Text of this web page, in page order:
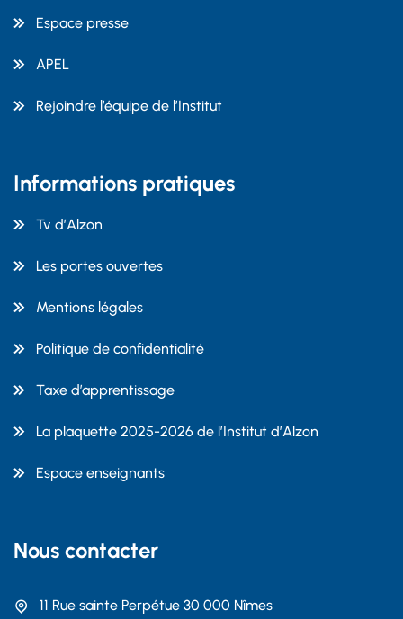
Espace presse
APEL
Rejoindre l’équipe de l’Institut
Informations pratiques
Tv d’Alzon
Les portes ouvertes
Mentions légales
Politique de confidentialité
Taxe d’apprentissage
La plaquette 2025-2026 de l’Institut d’Alzon
Espace enseignants
Nous contacter
11 Rue sainte Perpétue 30 000 Nîmes